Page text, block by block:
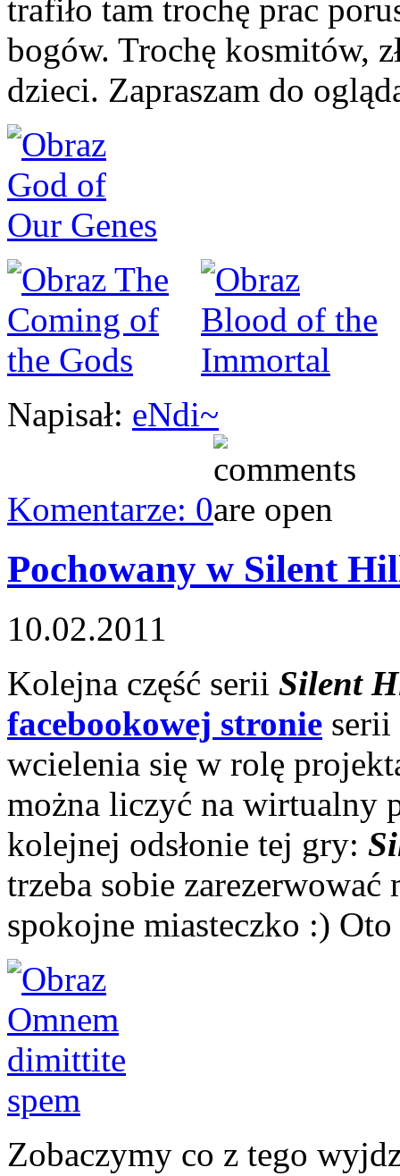
trafiło tam trochę prac
bogów. Trochę kosmitów,
dzieci. Zapraszam do
Napisał: eNdi~
Komentarze: 0
Pochowany w Silent
10.02.2011
Kolejna część serii Silent
facebookowej stronie serii
wcielenia się w rolę
można liczyć na wirtualny
kolejnej odsłonie tej gry:
trzeba sobie zarezerwować
spokojne miasteczko :)
Zobaczymy co z tego